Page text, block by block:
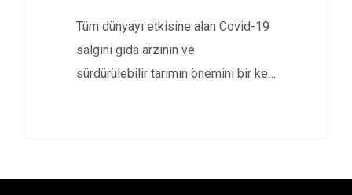
Tüm dünyayı etkisine alan Covid-19
salgını gıda arzının ve
sürdürülebilir tarımın önemini bir kez